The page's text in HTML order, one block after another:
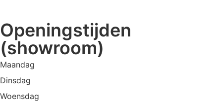
Openingstijden
(showroom)
Maandag
Dinsdag
Woensdag